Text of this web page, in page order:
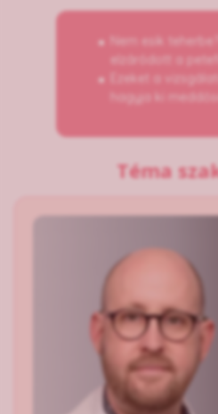
Nem esik
elzáródott a
Ezeket a
hagyja ki
Téma